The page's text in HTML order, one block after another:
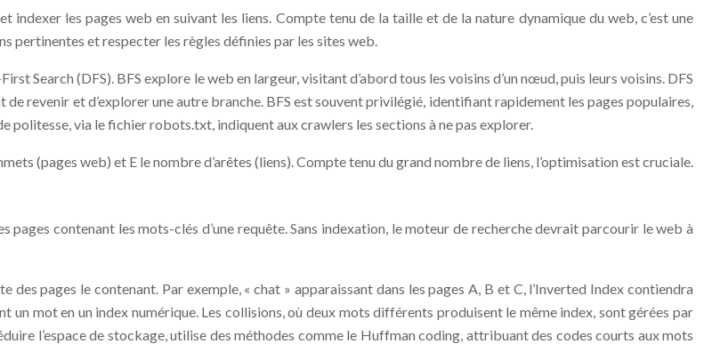
les pages web en suivant les liens. Compte tenu de la taille et de la nature dynamique du web, c’est une
pertinentes et respecter les règles définies par les sites web.
Search (DFS). BFS explore le web en largeur, visitant d’abord tous les voisins d’un nœud, puis leurs voisins. DFS
de revenir et d’explorer une autre branche. BFS est souvent privilégié, identifiant rapidement les pages populaires,
politesse, via le fichier robots.txt, indiquent aux crawlers les sections à ne pas explorer.
(pages web) et E le nombre d’arêtes (liens). Compte tenu du grand nombre de liens, l’optimisation est cruciale.
contenant les mots-clés d’une requête. Sans indexation, le moteur de recherche devrait parcourir le web à
des pages le contenant. Par exemple, « chat » apparaissant dans les pages A, B et C, l’Inverted Index contiendra
un mot en un index numérique. Les collisions, où deux mots différents produisent le même index, sont gérées par
l’espace de stockage, utilise des méthodes comme le Huffman coding, attribuant des codes courts aux mots